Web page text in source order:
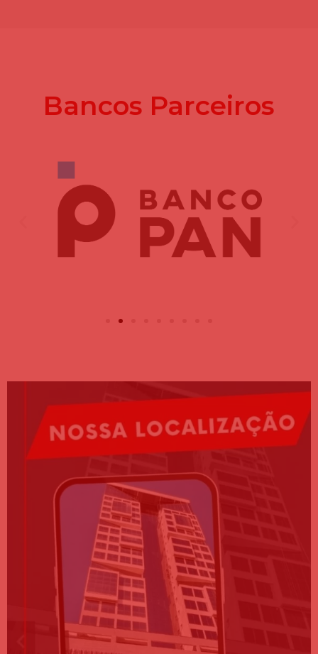
Bancos Parceiros